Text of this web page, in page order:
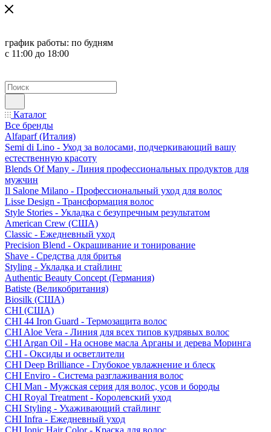
график работы: по будням
с 11:00 до 18:00
Каталог
Все бренды
Alfaparf (Италия)
Semi di Lino - Уход за волосами, подчеркивающий вашу
естественную красоту
Blends Of Many - Линия профессиональных продуктов для
мужчин
Il Salone Milano - Профессиональный уход для волос
Lisse Design - Трансформация волос
Style Stories - Укладка с безупречным результатом
American Crew (США)
Classic - Ежедневный уход
Precision Blend - Окрашивание и тонирование
Shave - Средства для бритья
Styling - Укладка и стайлинг
Authentic Beauty Concept (Германия)
Batiste (Великобритания)
Biosilk (США)
CHI (США)
CHI 44 Iron Guard - Термозащита волос
CHI Aloe Vera - Линия для всех типов кудрявых волос
CHI Argan Oil - На основе масла Арганы и дерева Моринга
CHI - Оксиды и осветлители
CHI Deep Brilliance - Глубокое увлажнение и блеск
CHI Enviro - Система разглаживания волос
CHI Man - Мужская серия для волос, усов и бороды
CHI Royal Treatment - Королевский уход
CHI Styling - Ухаживающий стайлинг
CHI Infra - Ежедневный уход
CHI Ionic Hair Color - Краска для волос